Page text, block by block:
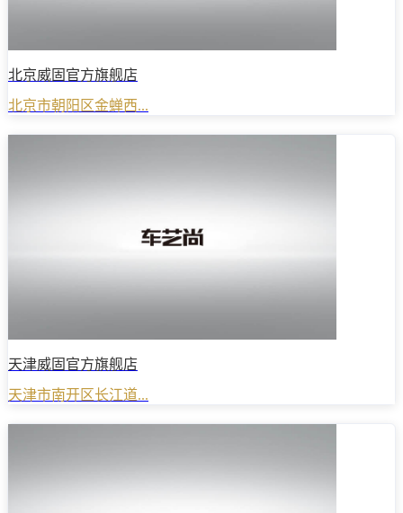
北京威固官方旗舰店
北京市朝阳区金蝉西...
天津威固官方旗舰店
天津市南开区长江道...